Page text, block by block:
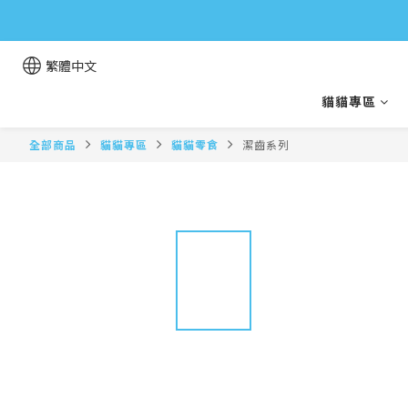
繁體中文
貓貓專區
全部商品 貓貓專區 貓貓零食 潔齒系列